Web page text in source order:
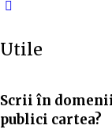
Utile
Scrii în
publici cartea?